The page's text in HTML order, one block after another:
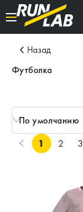
Назад
Футболка
По умолчанию
1
2 3